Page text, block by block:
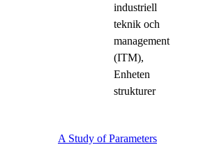
industriell
teknik och
management
(ITM),
Enheten
strukturer
A Study of Parameters